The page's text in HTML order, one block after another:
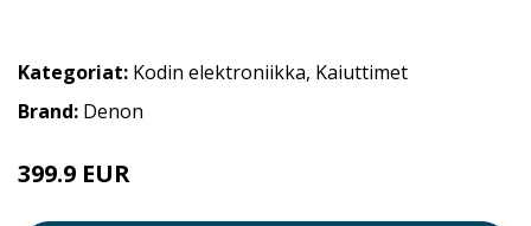
Kategoriat: Kodin elektroniikka, Kaiuttimet
Brand: Denon
399.9 EUR